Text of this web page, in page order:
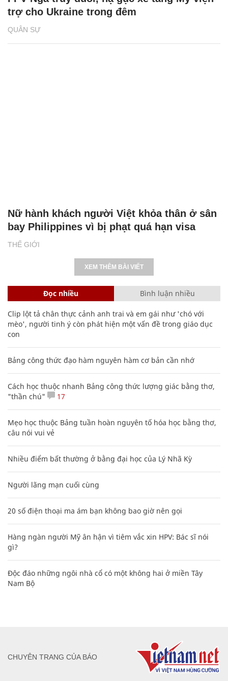
QUÂN SỰ
trợ cho Ukraine trong đêm
THẾ GIỚI
Nữ hành khách người Việt khỏa thân ở sân
bay Philippines vì bị phạt quá hạn visa
XEM THÊM BÀI VIẾT
Đọc nhiều Bình luận nhiều
Clip lột tả chân thực cảnh anh trai và em gái như 'chó với
mèo', người tinh ý còn phát hiện một vấn đề trong giáo dục
con
Bảng công thức đạo hàm nguyên hàm cơ bản cần nhớ
Cách học thuộc nhanh Bảng công thức lượng giác bằng thơ,
"thần chú"
17
Mẹo học thuộc Bảng tuần hoàn nguyên tố hóa học bằng thơ,
câu nói vui vẻ
Nhiều điểm bất thường ở bằng đại học của Lý Nhã Kỳ
Người lãng mạn cuối cùng
20 số điện thoại ma ám bạn không bao giờ nên gọi
Hàng ngàn người Mỹ ân hận vì tiêm vắc xin HPV: Bác sĩ nói
gì?
Độc đáo những ngôi nhà cổ có một không hai ở miền Tây
Nam Bộ
CHUYÊN TRANG CỦA BÁO